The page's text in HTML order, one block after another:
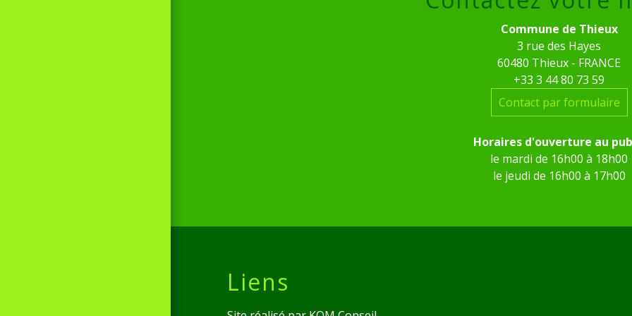
Commune de Thieux
3 rue des Hayes
60480 Thieux - FRANCE
+33 3 44 80 73 59
Contact par formulaire
Horaires d'ouverture au
le mardi de 16h00 à 18h00
le jeudi de 16h00 à 17h00
Liens